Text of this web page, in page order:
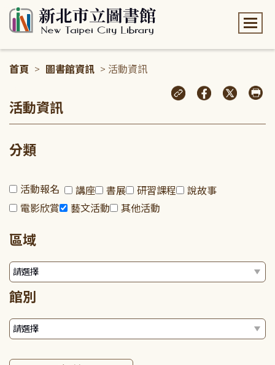
首頁 > 圖書館資訊 > 活動資訊
活動資訊
分類
活動報名 講座 書展 研習課程
說故事
電影欣賞
藝文活動 其他活動
區域
館別